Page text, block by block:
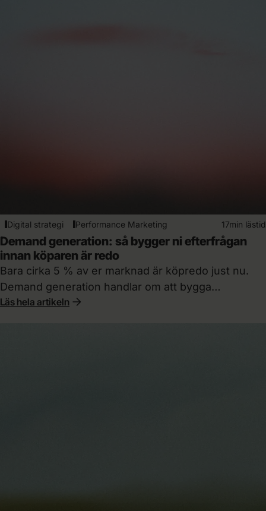
Digital strategi Performance Marketing 17min lästid
Demand generation: så bygger ni efterfrågan
innan köparen är redo
Bara cirka 5 % av er marknad är köpredo just nu.
Demand generation handlar om att bygga
köpberedskap hos de övriga 95 %, så att ni finns på
Läs hela artikeln